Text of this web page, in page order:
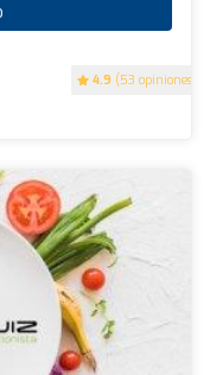
4.9 (53 opiniones)